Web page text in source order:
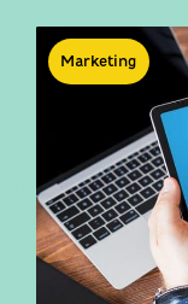
Marketing